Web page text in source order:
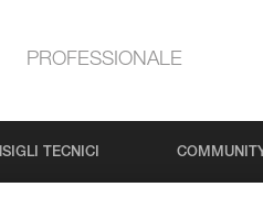
PROFESSIONALE
TECNICI